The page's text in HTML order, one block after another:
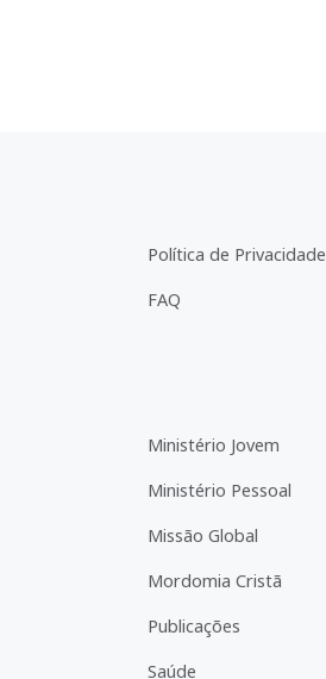
Política de Privacidade
FAQ
Ministério Jovem
Ministério Pessoal
Missão Global
Mordomia Cristã
Publicações
Saúde